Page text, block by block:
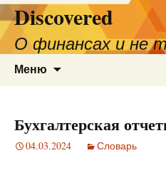
Discovered
О финансах и не
Меню
Бухгалтерская
04.03.2024 Словарь